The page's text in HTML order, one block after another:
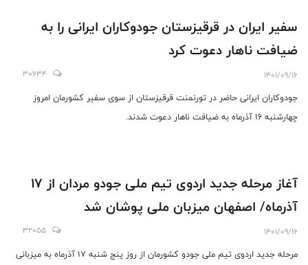
سفیر ایران در قرقیزستان جودوکاران ایرانی را به
ضیافت ناهار دعوت کرد
1401/09/16
30634
جودوکاران ایرانی حاضر در تورنمنت قرقیزستان از سوی سفیر کشورمان امروز
چهارشنبه ۱۶ آذرماه به ضیافت ناهار دعوت شدند.
آغاز مرحله جدید اردوی تیم ملی جودو مردان از ۱۷
آذرماه/ اصفهان میزبان ملی پوشان شد
1401/09/16
32055
مرحله جدید اردوی تیم ملی جودو کشورمان از روز‌ پنج شنبه ۱۷ آذرماه به میزبانی